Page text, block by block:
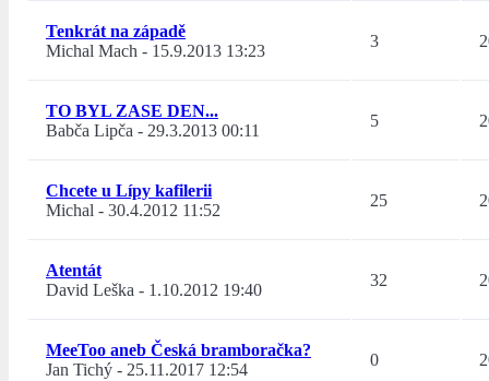
Tenkrát na západě
Michal Mach - 15.9.2013 13:23
3
TO BYL ZASE DEN...
Babča Lipča - 29.3.2013 00:11
5
Chcete u Lípy kafilerii
Michal - 30.4.2012 11:52
25
Atentát
David Leška - 1.10.2012 19:40
32
MeeToo aneb Česká bramboračka?
Jan Tichý - 25.11.2017 12:54
0